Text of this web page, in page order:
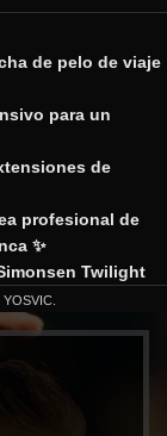
de pelo de viaje
para un
de
profesional de
✨
Twilight